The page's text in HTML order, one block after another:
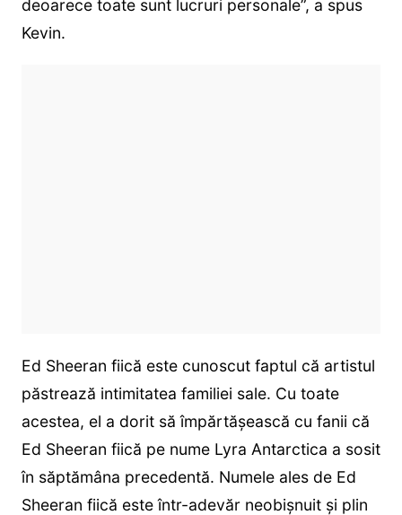
deoarece toate sunt lucruri personale”, a spus
Kevin.
Ed Sheeran fiică este cunoscut faptul că artistul
păstrează intimitatea familiei sale. Cu toate
acestea, el a dorit să împărtășească cu fanii că
Ed Sheeran fiică pe nume Lyra Antarctica a sosit
în săptămâna precedentă. Numele ales de Ed
Sheeran fiică este într-adevăr neobișnuit și plin